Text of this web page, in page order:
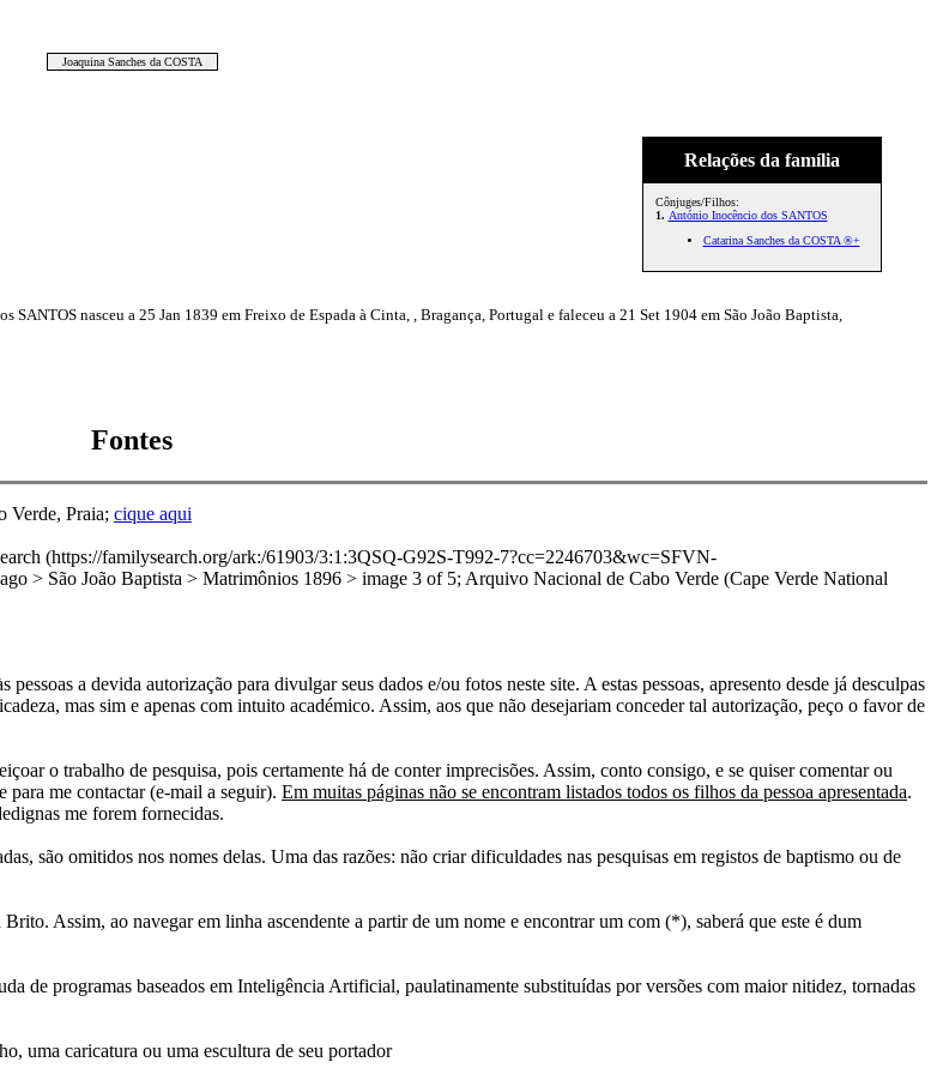
Joaquina Sanches da COSTA
Relações da família
Cônjuges/Filhos:
1. António Inocêncio dos SANTOS
Catarina Sanches da COSTA ®+
nasceu a 25 Jan 1839 em Freixo de Espada à Cinta, , Bragança, Portugal e faleceu a 21 Set 1904 em São João Baptista,
Fontes
Verde, Praia; cique aqui
(https://familysearch.org/ark:/61903/3:1:3QSQ-G92S-T992-7?cc=2246703&wc=SFVN-
> São João Baptista > Matrimônios 1896 > image 3 of 5; Arquivo Nacional de Cabo Verde (Cape Verde National
a devida autorização para divulgar seus dados e/ou fotos neste site. A estas pessoas, apresento desde já desculpas
mas sim e apenas com intuito académico. Assim, aos que não desejariam conceder tal autorização, peço o favor de
o trabalho de pesquisa, pois certamente há de conter imprecisões. Assim, conto consigo, e se quiser comentar ou
para me contactar (e-mail a seguir). Em muitas páginas não se encontram listados todos os filhos da pessoa apresentada.
me forem fornecidas.
são omitidos nos nomes delas. Uma das razões: não criar dificuldades nas pesquisas em registos de baptismo ou de
Assim, ao navegar em linha ascendente a partir de um nome e encontrar um com (*), saberá que este é dum
de programas baseados em Inteligência Artificial, paulatinamente substituídas por versões com maior nitidez, tornadas
uma caricatura ou uma escultura de seu portador